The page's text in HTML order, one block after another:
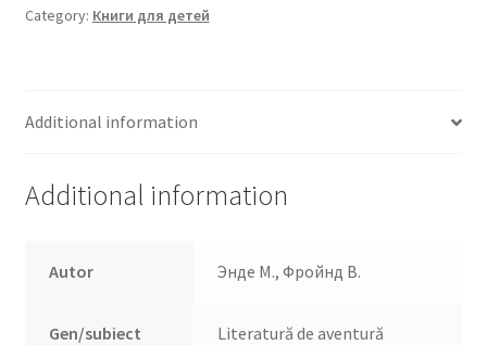
оруженосец
Category: Книги для детей
Additional information
Additional information
Autor Энде М., Фройнд В.
Gen/subiect
Literatură de aventură